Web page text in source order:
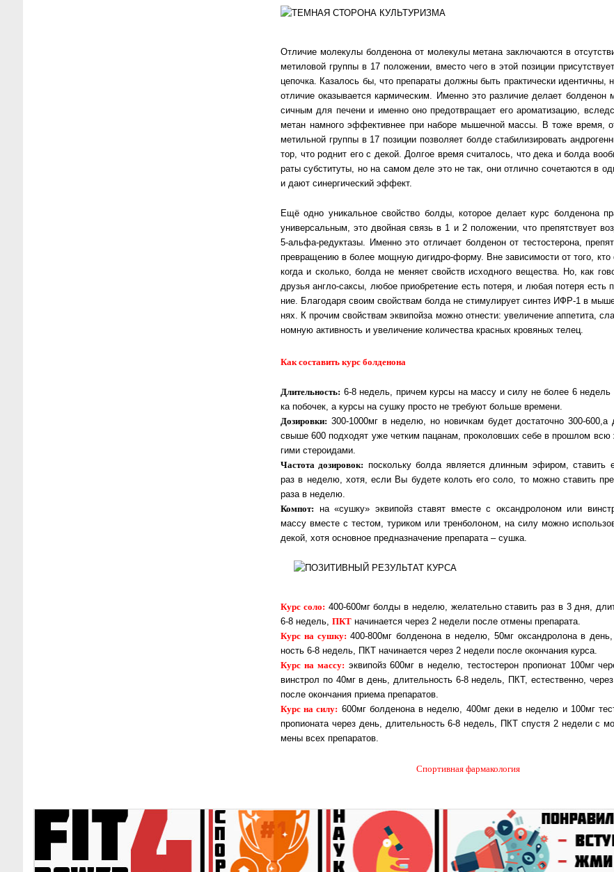
Отличие молекулы болденона от молекулы метана заключаются в
ме­ти­ло­вой груп­пы в 17 положении, вместо чего в этой позиции
це­поч­ка. Ка­за­лось бы, что препараты должны быть практически идентичны,
от­ли­чие ока­зы­ва­ет­ся кар­ми­чес­ким. Именно это различие делает болденон
сич­ным для пе­че­ни и именно оно предотвращает его ароматизацию,
ме­тан на­мно­го эф­фек­тив­нее при наборе мышечной массы. В тоже время,
ме­тиль­ной груп­пы в 17 позиции позволяет болде стабилизировать
тор, что род­нит его с де­кой. Долгое время считалось, что дека и болда
ра­ты суб­сти­ту­ты, но на самом деле это не так, они отлично сочетаются в
и да­ют си­нер­ги­чес­кий эффект.
Ещё одно уникальное свойство болды, которое делает курс болденона
уни­вер­саль­ным, это двой­ная связь в 1 и 2 положении, что препятствует
5-аль­фа-ре­дук­та­зы. Имен­но это отличает болденон от тестостерона,
пре­вра­ще­нию в бо­лее мощ­ную дигидро-форму. Вне зависимости от того, кто
ког­да и сколь­ко, бол­да не меняет свойств исходного вещества. Но, как
друзья ан­гло-сак­сы, лю­бое приобретение есть потеря, и любая потеря есть
ние. Бла­го­да­ря своим свойствам болда не стимулирует синтез ИФР-1 в
нях. К прочим свойствам эквипойза можно отнести: увеличение аппетита,
ном­ную ак­тив­ность и уве­ли­че­ние количества красных кровяных телец.
Как составить курс болденона
Длительность: 6-8 недель, причем курсы на массу и силу не более 6 недель
ка по­бо­чек, а курсы на сушку просто не требуют больше времени.
Дозировки: 300-1000мг в неделю, но новичкам будет достаточно 300-600,а
свы­ше 600 под­хо­дят уже четким пацанам, проколовших себе в прошлом
ги­ми сте­рои­да­ми.
Частота дозировок: поскольку болда является длинным эфиром, ставить
раз в не­де­лю, хо­тя, если Вы будете колоть его соло, то можно ставить
раза в неделю.
Компот: на «сушку» эквипойз ставят вместе с оксандролоном или
массу вмес­те с тес­том, туриком или тренболоном, на силу можно
декой, хо­тя ос­нов­ное предназначение препарата – сушка.
Курс соло: 400-600мг болды в неделю, желательно ставить раз в 3 дня,
6-8 не­дель, ПКТ начинается через 2 недели после отмены препарата.
Курс на сушку: 400-800мг болденона в неделю, 50мг оксандролона в
ность 6-8 недель, ПКТ начинается через 2 недели после окончания курса.
Курс на массу: эквипойз 600мг в неделю, тестостерон пропионат 100мг
вин­строл по 40мг в день, длительность 6-8 недель, ПКТ, естественно,
пос­ле окон­ча­ния приема препаратов.
Курс на силу: 600мг болденона в неделю, 400мг деки в неделю и 100мг
про­пио­на­та че­рез день, длительность 6-8 недель, ПКТ спустя 2 недели с
ме­ны всех препаратов.
Спортивная фармакология